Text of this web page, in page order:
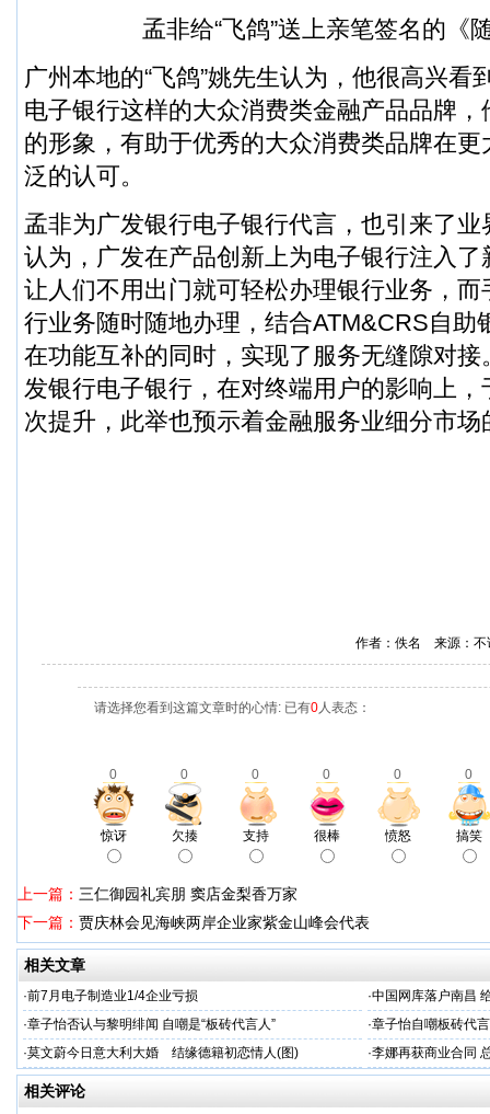
孟非给“飞鸽”送上亲笔签名的《
广州本地的“飞鸽”姚先生认为，他很高兴看
电子银行这样的大众消费类金融产品品牌
的形象，有助于优秀的大众消费类品牌在
泛的认可。
孟非为广发银行电子银行代言，也引来了
认为，广发在产品创新上为电子银行注入
让人们不用出门就可轻松办理银行业务，
行业务随时随地办理，结合ATM&CRS自助
在功能互补的同时，实现了服务无缝隙对
发银行电子银行，在对终端用户的影响上
次提升，此举也预示着金融服务业细分市
作者：佚名 来源：
请选择您看到这篇文章时的心情: 已有0人表态：
0 0 0 0 0 0
惊讶 欠揍 支持 很棒 愤怒 搞笑
上一篇： 三仁御园礼宾朋 窦店金梨香万家
下一篇： 贾庆林会见海峡两岸企业家紫金山峰会代表
相关文章
·前7月电子制造业1/4企业亏损 ·中国网库落户南昌
·章子怡否认与黎明绯闻 自嘲是“板砖代言人” ·章子怡自嘲板砖代
·莫文蔚今日意大利大婚 结缘德籍初恋情人(图) ·李娜再获商业合同
相关评论